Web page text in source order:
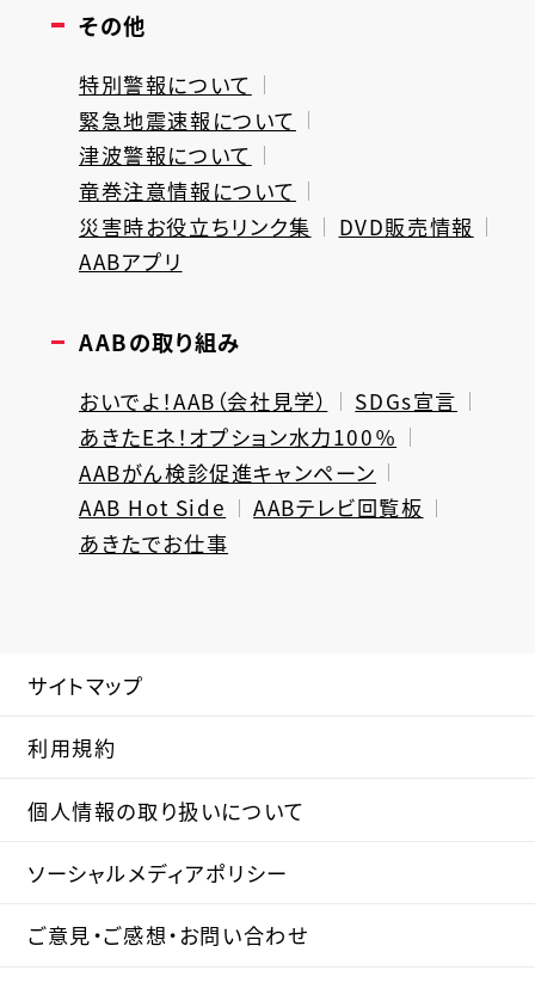
その他
特別警報について
緊急地震速報について
津波警報について
竜巻注意情報について
災害時お役立ちリンク集
DVD販売情報
AABアプリ
AABの取り組み
おいでよ！AAB（会社見学）
SDGs宣言
あきたEネ！オプション水力100％
AABがん検診促進キャンペーン
AAB Hot Side
AABテレビ回覧板
あきたでお仕事
サイトマップ
利用規約
個人情報の取り扱いについて
ソーシャルメディアポリシー
ご意見・ご感想・お問い合わせ